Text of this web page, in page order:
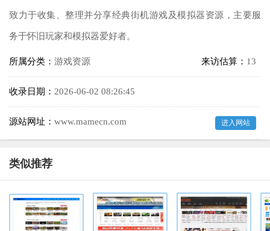
致力于收集、整理并分享经典街机游戏及模拟器资源，主要服
务于怀旧玩家和模拟器爱好者。
所属分类： 游戏资源 来访估算： 13
收录日期： 2026-06-02 08:26:45
源站网址： www.mamecn.com 进入网站
类似推荐